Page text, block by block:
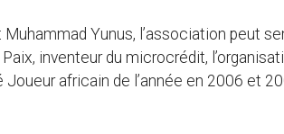
Muhammad Yunus, l’association peut
inventeur du microcrédit,
Joueur africain de l’année en 2006 et